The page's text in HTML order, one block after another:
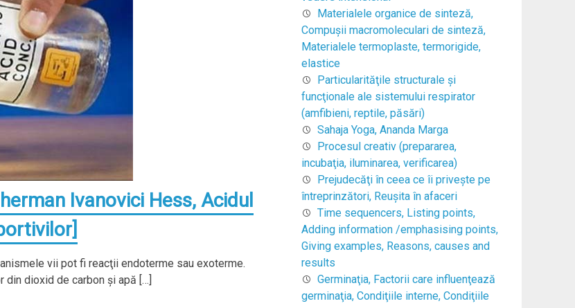
Ivanovici Hess, Acidul
vii pot fi reacţii endoterme sau exoterme.
dioxid de carbon şi apă […]
Materialele organice de sinteză,
Compuşii macromoleculari de sinteză,
Materialele termoplaste, termorigide,
elastice
Particularităţile structurale şi
funcţionale ale sistemului respirator
(amfibieni, reptile, păsări)
Sahaja Yoga, Ananda Marga
Procesul creativ (prepararea,
incubaţia, iluminarea, verificarea)
Prejudecăţi în ceea ce îi priveşte pe
întreprinzători, Reuşita în afaceri
Time sequencers, Listing points,
Adding information /emphasising points,
Giving examples, Reasons, causes and
results
Germinaţia, Factorii care influenţează
germinaţia, Condiţiile interne, Condiţiile